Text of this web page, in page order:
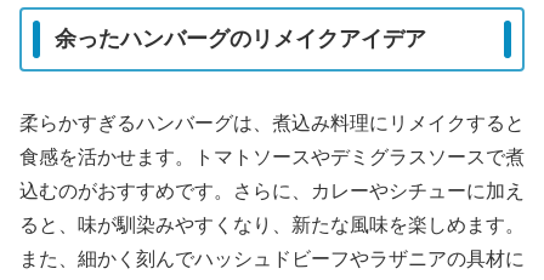
余ったハンバーグのリメイクアイデア
柔らかすぎるハンバーグは、煮込み料理にリメイクすると
食感を活かせます。トマトソースやデミグラスソースで煮
込むのがおすすめです。さらに、カレーやシチューに加え
ると、味が馴染みやすくなり、新たな風味を楽しめます。
また、細かく刻んでハッシュドビーフやラザニアの具材に